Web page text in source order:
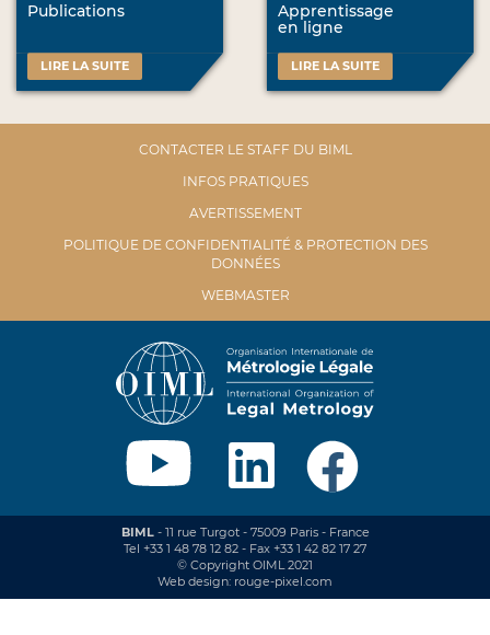
Publications
LIRE LA SUITE
Apprentissage
en ligne
LIRE LA SUITE
CONTACTER LE STAFF DU BIML
INFOS PRATIQUES
AVERTISSEMENT
POLITIQUE DE CONFIDENTIALITÉ & PROTECTION DES
DONNÉES
WEBMASTER
BIML- 11 rue Turgot - 75009 Paris - France
Tel +33 1 48 78 12 82 - Fax +33 1 42 82 17 27
© Copyright OIML 2021
Web design: rouge-pixel.com